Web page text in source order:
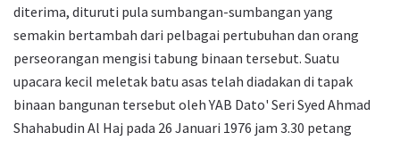
diterima, dituruti pula sumbangan-sumbangan yang
semakin bertambah dari pelbagai pertubuhan dan orang
perseorangan mengisi tabung binaan tersebut. Suatu
upacara kecil meletak batu asas telah diadakan di tapak
binaan bangunan tersebut oleh YAB Dato' Seri Syed Ahmad
Shahabudin Al Haj pada 26 Januari 1976 jam 3.30 petang